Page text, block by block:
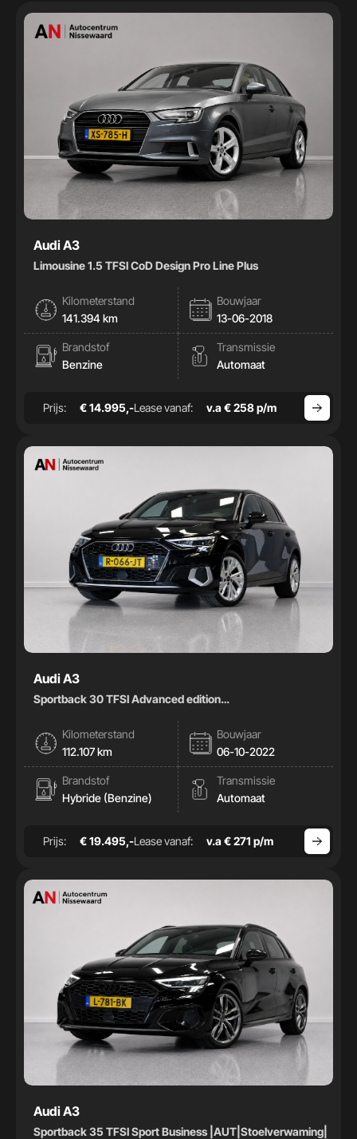
Handgeschakeld 32
Carrosserie
Carrosserie
Prijs (€)
-
Kilometerstand
Bouwjaar
Audi A3
Limousine 1.5 TFSI CoD Design Pro Line Plus
Kilometerstand
141.394 km
Bouwjaar
13-06-2018
Brandstof
Benzine
Transmissie
Automaat
Prijs: € 14.995,-Lease vanaf: v.a € 258 p/m
Audi A3
Sportback 30 TFSI Advanced edition
Kilometerstand
112.107 km
Bouwjaar
06-10-2022
Brandstof
Hybride (Benzine)
Transmissie
Automaat
Prijs: € 19.495,-Lease vanaf: v.a € 271 p/m
Audi A3
Sportback 35 TFSI Sport Business |AUT|Stoelverwaming|